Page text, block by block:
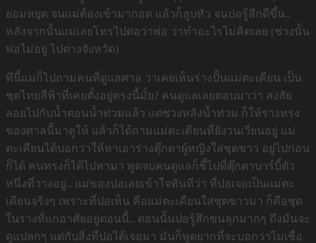
ยอมหยุด จนแม่ต้องเข้ามากอด แล้วก็ลูบหัว จนปอรู้สึกดีขึ้น..
หลังจากนั้นแม่เลยโทรไปต่อว่าพ่อ ว่าทำอะไรไม่คิดเลย (ช่วงนั้น
พ่อไม่อยู่ ไปต่างจังหวัด)
ทีนี้แม่ก็ไปถามคนที่ดูแลศาล ว่าเคยเห็นร่างปั้นแม่ตะเคียน เป็น
ชุดไทยสีฟ้าที่เคยตั้งอยู่ตรงนี้มั้ย? คนดูแลเลยตอบมาว่า สงสัย
ลอยไปกับน้ำตอนน้ำท่วมแล้ว แต่ช่วงหลังน้ำท่วม ก็ให้ร่างทรง
ของศาลนี้มาดูให้ แล้วก็ได้ถามแม่ตะเคียนที่ยังวนเวียนอยู่ แม่
ตะเคียนได้บอกว่าให้หาเอาร่างตุ๊กตาผู้หญิงใส่ชุดขาว อยู่ไปก่อน
ก็ได้ คนทรงก็ได้ไปหามา พูดจบคนดูแลก็ชี้ไปที่ตุ๊กตาบาร์บี้ตัว
หนึ่งที่วางอยู่.. แม่ของปอเลยเข้าใจทันทีว่า ที่ปอเจอเป็นแม่ตะ
เคียนจริงๆ เพราะที่ปอเห็น คือแม่ตะเคียนใส่ชุดขาวมา ก็คือชุด
ในร่างที่แกอาศัยอยู่ตอนนี้.. ตอนนั้นปอรู้สึกขนลุกมากๆ ถึงมันจะ
ดูแปลกๆ แต่กับสิ่งที่ปอได้เจอมา มันก็พูดยากที่จะบอกว่าไม่เชื่อ